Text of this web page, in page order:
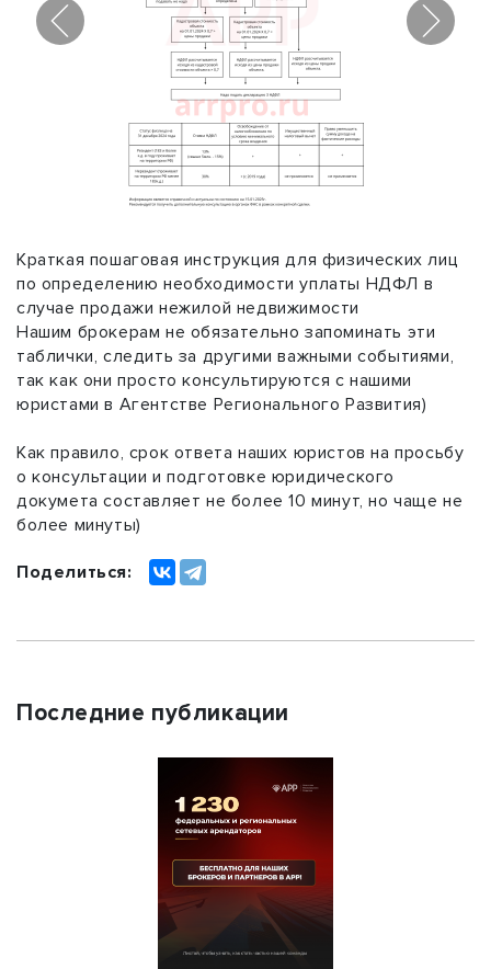
Краткая пошаговая инструкция для физических лиц
по определению необходимости уплаты НДФЛ в
случае продажи нежилой недвижимости
Нашим брокерам не обязательно запоминать эти
таблички, следить за другими важными событиями,
так как они просто консультируются с нашими
юристами в Агентстве Регионального Развития)
Как правило, срок ответа наших юристов на просьбу
о консультации и подготовке юридического
докумета составляет не более 10 минут, но чаще не
более минуты)
Поделиться:
Последние публикации